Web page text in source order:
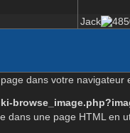
Jack
dans votre navigateur
dans une page HTML en